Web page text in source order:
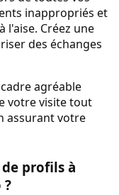
inappropriés et
l'aise. Créez une
des échanges
agréable
votre visite tout
assurant votre
profils à
?